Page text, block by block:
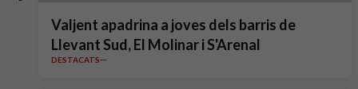
Valjent apadrina a joves dels barris de
Llevant Sud, El Molinar i S'Arenal
DESTACATS